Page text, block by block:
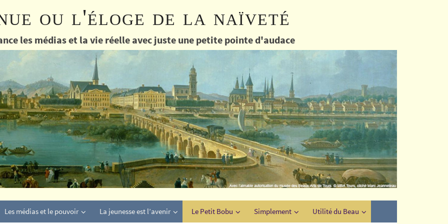
ou l'éloge de la naïveté
les médias et la vie réelle avec juste une petite pointe d'audace
Les médias et le pouvoir La jeunesse est l’avenir Le Petit Bobu Simplement Utilité du Beau